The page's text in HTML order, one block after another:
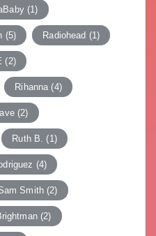
(1)
(5) Radiohead (1)
(2)
Rihanna (4)
(2)
Ruth B. (1)
(4)
Smith (2)
(2)